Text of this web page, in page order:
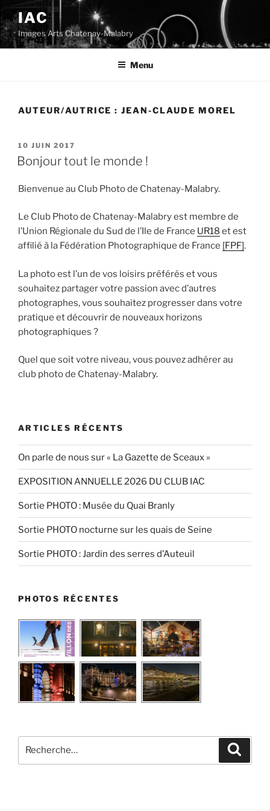
Aller
au
contenu
principal
IAC
Images Arts Chatenay-Malabry
Menu
AUTEUR/AUTRICE :JEAN-CLAUDE MOREL
PUBLIÉ
LE
10 JUIN 2017
Bonjour tout le monde !
Bienvenue au Club Photo de Chatenay-Malabry.
Le Club Photo de Chatenay-Malabry est membre de
l’Union Régionale du Sud de l’Ile de France UR18 et est
affilié à la Fédération Photographique de France [FPF].
La photo est l’un de vos loisirs préférés et vous
souhaitez partager votre passion avec d’autres
photographes, vous souhaitez progresser dans votre
pratique et découvrir de nouveaux horizons
photographiques ?
Quel que soit votre niveau, vous pouvez adhérer au
club photo de Chatenay-Malabry.
ARTICLES RÉCENTS
On parle de nous sur « La Gazette de Sceaux »
EXPOSITION ANNUELLE 2026 DU CLUB IAC
Sortie PHOTO : Musée du Quai Branly
Sortie PHOTO nocturne sur les quais de Seine
Sortie PHOTO : Jardin des serres d’Auteuil
PHOTOS RÉCENTES
pour